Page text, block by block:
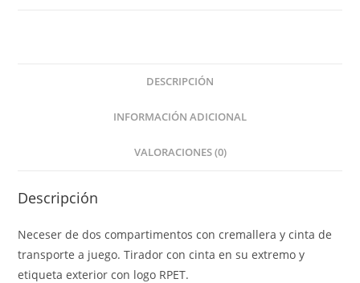
DESCRIPCIÓN
INFORMACIÓN ADICIONAL
VALORACIONES (0)
Descripción
Neceser de dos compartimentos con cremallera y cinta de
transporte a juego. Tirador con cinta en su extremo y
etiqueta exterior con logo RPET.